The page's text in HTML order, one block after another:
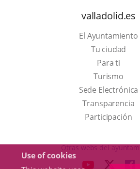
Use of cookies
valladolid.es
El Ayuntamiento
Tu ciudad
Para ti
TurismoThis
link
will
open
a
Sede Electrónica
Transparencia
Participación
Otras webs del
LINK LINK